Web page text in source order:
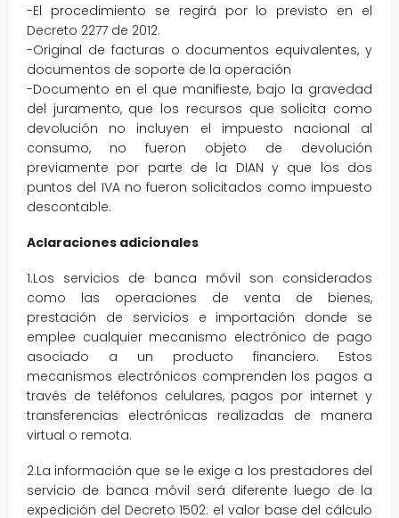
-El procedimiento se regirá por lo previsto en el
Decreto 2277 de 2012.
-Original de facturas o documentos equivalentes, y
documentos de soporte de la operación
-Documento en el que manifieste, bajo la gravedad
del juramento, que los recursos que solicita como
devolución no incluyen el impuesto nacional al
consumo, no fueron objeto de devolución
previamente por parte de la DIAN y que los dos
puntos del IVA no fueron solicitados como impuesto
descontable.
Aclaraciones adicionales
1.Los servicios de banca móvil son considerados
como las operaciones de venta de bienes,
prestación de servicios e importación donde se
emplee cualquier mecanismo electrónico de pago
asociado a un producto financiero. Estos
mecanismos electrónicos comprenden los pagos a
través de teléfonos celulares, pagos por internet y
transferencias electrónicas realizadas de manera
virtual o remota.
2.La información que se le exige a los prestadores del
servicio de banca móvil será diferente luego de la
expedición del Decreto 1502: el valor base del cálculo